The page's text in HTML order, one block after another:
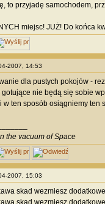
to przyjadę samochodem,
miejsc! JUŻ! Do końca
2007, 14:53
dla pustych pokojów -
nie będą się sobie
w ten sposób osiągniemy ten
the vacuum of Space
2007, 15:03
skad wezmiesz
skad wezmiesz